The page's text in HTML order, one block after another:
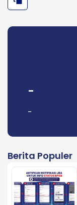
-
-
Berita Populer